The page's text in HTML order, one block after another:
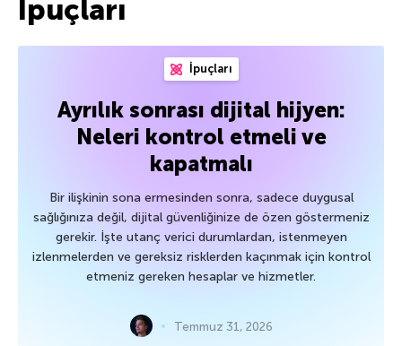
İpuçları
İpuçları
Ayrılık sonrası dijital hijyen:
Neleri kontrol etmeli ve
kapatmalı
Bir ilişkinin sona ermesinden sonra, sadece duygusal
sağlığınıza değil, dijital güvenliğinize de özen göstermeniz
gerekir. İşte utanç verici durumlardan, istenmeyen
izlenmelerden ve gereksiz risklerden kaçınmak için kontrol
etmeniz gereken hesaplar ve hizmetler.
Temmuz 31, 2026